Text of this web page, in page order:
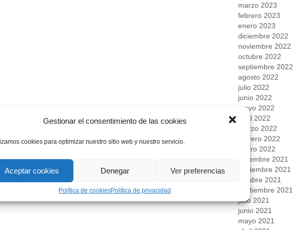
Gestionar el consentimiento de las cookies
cookies para optimizar nuestro sitio web y nuestro servicio.
Aceptar cookies Denegar Ver preferencias
Política de cookiesPolítica de privacidad
marzo 2023
febrero 2023
enero 2023
diciembre 2022
noviembre 2022
octubre 2022
septiembre 2022
agosto 2022
julio 2022
junio 2022
mayo 2022
abril 2022
marzo 2022
febrero 2022
enero 2022
diciembre 2021
noviembre 2021
octubre 2021
septiembre 2021
julio 2021
junio 2021
mayo 2021